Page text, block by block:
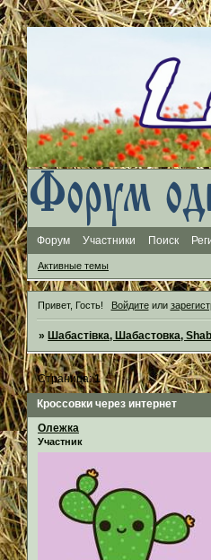
Форум Участники Поиск
Активные темы
Привет, Гость! Войдитеили
»Шабастівка, Шабастовка,
Кроссовки через интернет
Страница:1
Олежка
Участник